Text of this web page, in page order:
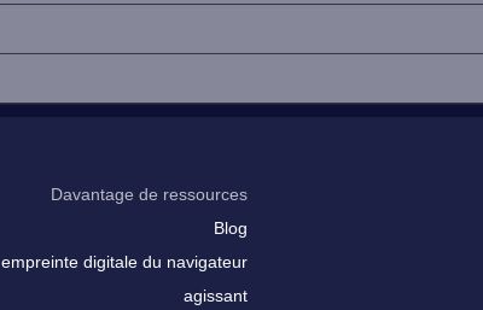
Davantage de ressources
Blog
empreinte digitale du navigateur
agissant